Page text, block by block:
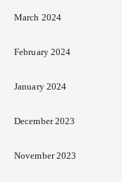
March 2024
February 2024
January 2024
December 2023
November 2023